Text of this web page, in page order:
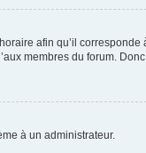
afin qu’il corresponde
membres du forum.
à un administrateur.